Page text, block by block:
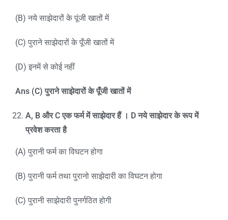
(B) नये साझेदारों के पूंजी खातों में
(C) पुराने साझेदारों के पूँजी खातों में
(D) इनमें से कोई नहीं
Ans (C)पुराने साझेदारों के पूँजी खातों में
A, B औरCएक फर्म में साझेदार हैं । Dनये साझेदार के रूप में
प्रवेश करता है
(A) पुरानी फर्म का विघटन होगा
(B) पुरानी फर्म तथा पुरानो साझेदारी का विघटन होगा
(C) पुरानी साझेदारी पुनर्गठित होगी